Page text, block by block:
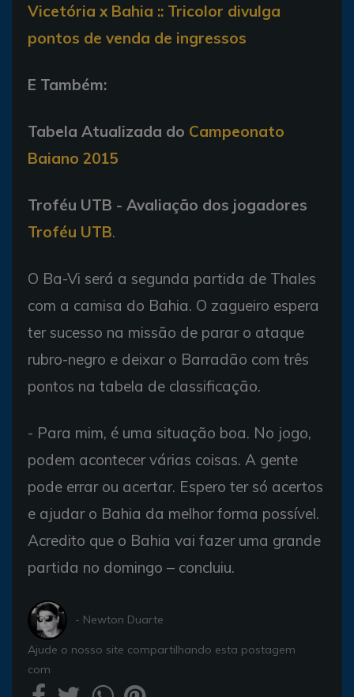
Vicetória x Bahia :: Tricolor divulga
pontos de venda de ingressos
E Também:
Tabela Atualizada do Campeonato
Baiano 2015
Troféu UTB - Avaliação dos jogadores
Troféu UTB.
O Ba-Vi será a segunda partida de Thales
com a camisa do Bahia. O zagueiro espera
ter sucesso na missão de parar o ataque
rubro-negro e deixar o Barradão com três
pontos na tabela de classificação.
- Para mim, é uma situação boa. No jogo,
podem acontecer várias coisas. A gente
pode errar ou acertar. Espero ter só acertos
e ajudar o Bahia da melhor forma possível.
Acredito que o Bahia vai fazer uma grande
partida no domingo – concluiu.
- Newton Duarte
Ajude o nosso site compartilhando esta postagem
com